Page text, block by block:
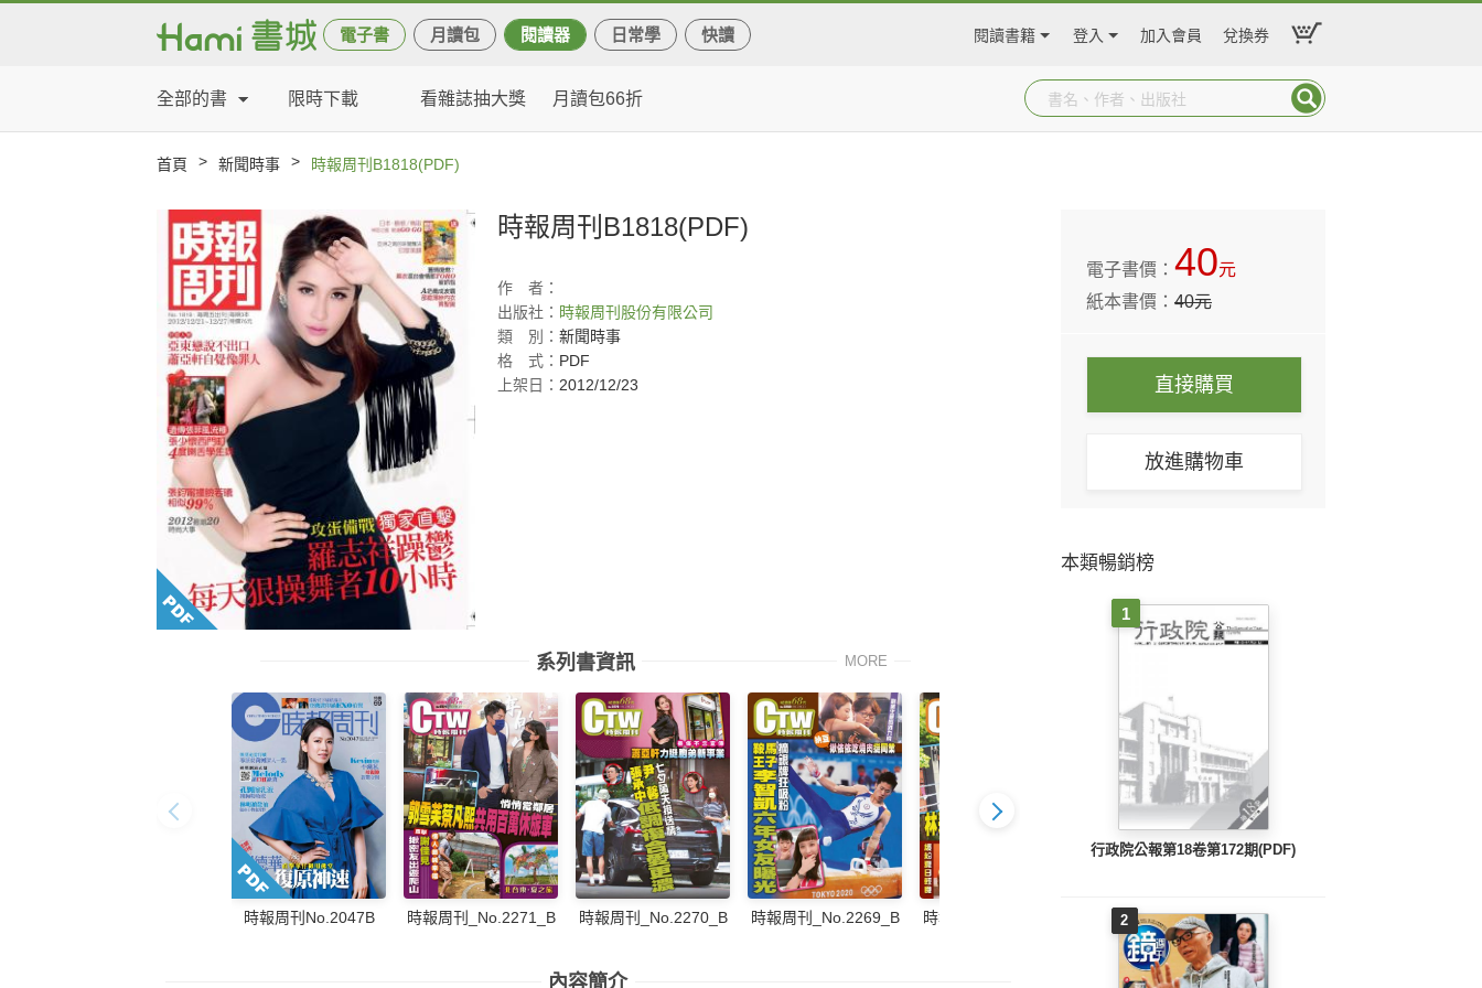
電子書 月讀包 閱讀器 日常學 快讀 閱讀書籍 登入 加入會員 兌換券
全部的書 限時下載 看雜誌抽大獎 月讀包66折
首頁 > 新聞時事 > 時報周刊B1818(PDF)
時報周刊B1818(PDF)
作
者：
出版社： 時報周刊股份有限公司
類
別： 新聞時事
格
式： PDF
上架日： 2012/12/23
系列書資訊 MORE
時報周刊No.2047B 時報周刊_No.2271_B 時報周刊_No.2270_B 時報周刊_No.2269_B 時報周刊_No.2268_B 時報周刊_No.2267_B 時報周刊_No.2266_B
內容簡介
電子書價：40元
紙本書價：40元
直接購買
放進購物車
本類暢銷榜
1
行政院公報第18卷第172期(PDF)
2